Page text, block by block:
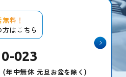
料！
方はこちら
023
(年中無休元旦お盆を除く )